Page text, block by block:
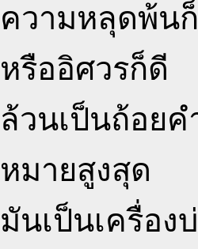
ความหลุดพ้น
หรืออิศวรก็ดี
ล้วนเป็นถ้อย
หมายสูงสุด
มันเป็นเครื่อ